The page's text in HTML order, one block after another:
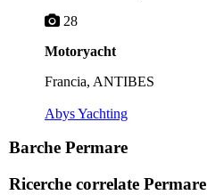
28
Motoryacht
Francia, ANTIBES
Abys Yachting
Barche Permare
Ricerche correlate Permare